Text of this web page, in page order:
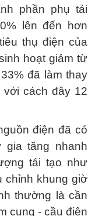
phần phụ tải
lên đến hơn
thụ điện của
hoạt giảm từ
đã làm thay
với cách đây 12
điện đã có
gia tăng nhanh
tái tạo như
chỉnh khung giờ
thường là cần
cung - cầu điện